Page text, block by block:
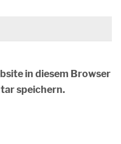
in diesem Browser
speichern.